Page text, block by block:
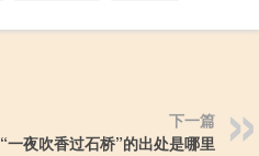
下一篇
“一夜吹香过石桥”的出处是哪里